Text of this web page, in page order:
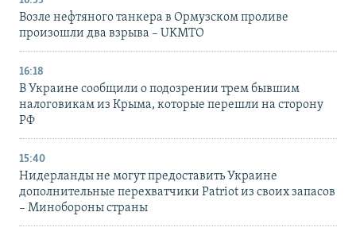
Возле нефтяного танкера в Ормузском проливе
произошли два взрыва – UKMTO
16:18
В Украине сообщили о подозрении трем бывшим
налоговикам из Крыма, которые перешли на сторону
РФ
15:40
Нидерланды не могут предоставить Украине
дополнительные перехватчики Patriot из своих запасов
– Минобороны страны